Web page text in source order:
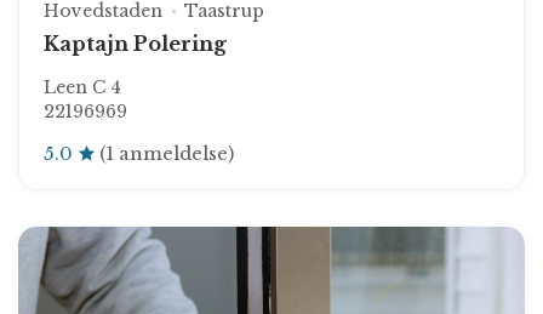
Hovedstaden Taastrup
Kaptajn Polering
Leen C 4
22196969
5.0 (1 anmeldelse)